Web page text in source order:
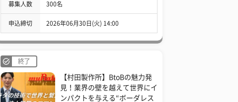
募集人数 300名
申込締切 2026年06月30日(火) 14:00
終了
【村田製作所】BtoBの魅力発
見！業界の壁を越えて世界にイ
ンパクトを与える“ボーダレス